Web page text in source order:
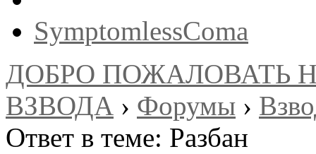
SymptomlessComa
ДОБРО ПОЖАЛОВАТЬ
ВЗВОДА › Форумы ›
Ответ в теме: Разбан